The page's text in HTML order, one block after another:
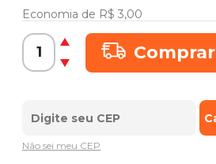
Economia de R$ 3,00
Comprar
Não sei meu CEP